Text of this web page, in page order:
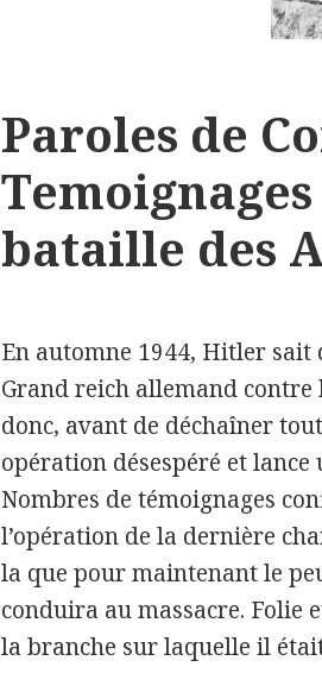
Paroles de
bataille des
En automne 1944, Hitler sait
Grand reich allemand contre
donc, avant de déchaîner
opération désespéré et lance
Nombres de témoignages
l’opération de la dernière
la que pour maintenant le
conduira au massacre. Folie
la branche sur laquelle il